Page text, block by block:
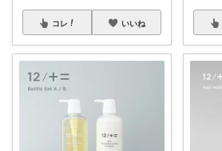
コレ いいね